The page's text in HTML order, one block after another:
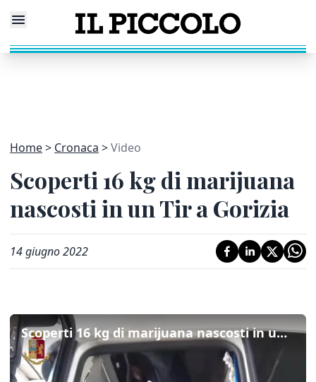
Home Cronaca Video
Scoperti 16 kg di marijuana
nascosti in un Tir a Gorizia
14 giugno 2022
Scoperti 16 kg di marijuana nascosti in un Tir a Gorizia